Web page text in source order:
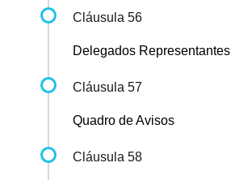
Cláusula 56
Delegados Representantes
Cláusula 57
Quadro de Avisos
Cláusula 58